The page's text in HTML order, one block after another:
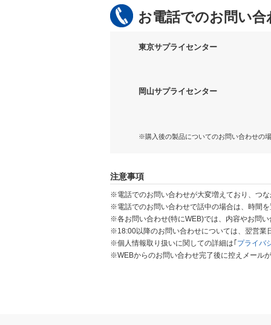
お電話でのお問い合
東京サプライセンター
岡山サプライセンター
※購入後の製品についてのお問い合わせの
注意事項
※電話でのお問い合わせが大変増えており、つ
※電話でのお問い合わせで話中の場合は、時間
※各お問い合わせ(特にWEB)では、内容やお問
※18:00以降のお問い合わせについては、翌営業
※個人情報取り扱いに関しての詳細は｢ プライバ
※WEBからのお問い合わせ完了後に控えメール